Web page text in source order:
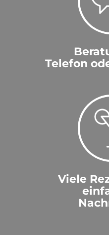
Telefon
Viele